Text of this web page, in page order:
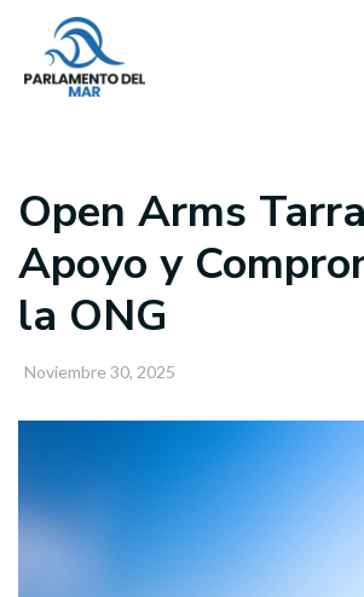
contenido
Open Arms
Apoyo y
la ONG
Noviembre 30, 2025